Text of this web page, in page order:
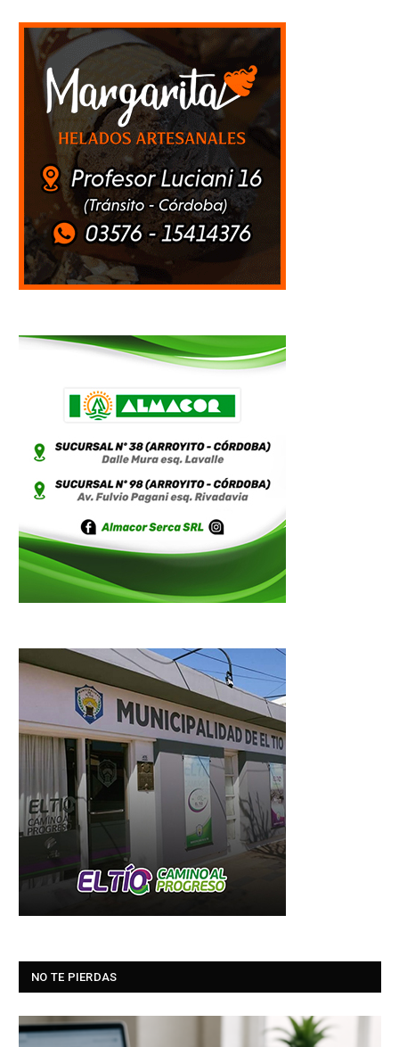
NO TE PIERDAS